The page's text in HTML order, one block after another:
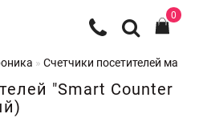
0
Счетчики посетителей
"Smart Counter